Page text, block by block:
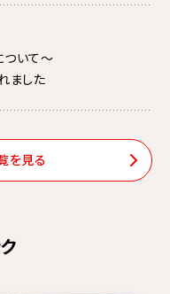
いて～
ました
を見る